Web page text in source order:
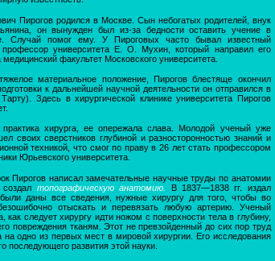
Пирогов родился в Москве. Сын небогатых родителей, внук
он вынужден был из-за бедности оставить учение в
Случай помог ему. У Пироговых часто бывал известный
профессор университета Е. О. Мухин, который направил его
факультет Московского университета.
материальное положение, Пирогов блестяще окончил
к дальнейшей научной деятельности он отправился в
Здесь в хирургической клинике университета Пирогов
хирурга, ее опережала слава. Молодой ученый уже
своих сверстников глубиной и разносторонностью знаний и
техникой, что смог по праву в 26 лет стать профессором
Юрьевского университета.
Пирогов написал замечательные научные труды по анатомии
топографическую анатомию.
В 1837—1838 гг. издал
даны все сведения, нужные хирургу для того, чтобы во
отыскать и перевязать любую артерию. Ученый
как следует хирургу идти ножом с поверхности тела в глубину,
повреждения тканям. Этот не превзойденный до сих пор труд
на одно из первых мест в мировой хирургии. Его исследования
последующего развития этой науки.